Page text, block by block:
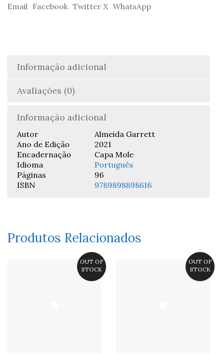
Email Facebook Twitter X WhatsApp
Informação adicional
Avaliações (0)
Informação adicional
Autor
Almeida Garrett
Ano de Edição
2021
Encadernação
Capa Mole
Idioma
Português
Páginas
96
ISBN
9789898898616
Produtos Relacionados
OUT OF
STOCK
OUT OF
STOCK